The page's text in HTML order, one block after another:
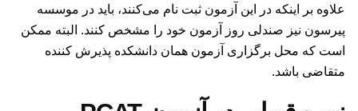
علاوه بر اینکه در این آزمون ثبت نام می‌کنند، باید در موسسه
پیرسون نیز صندلی روز آزمون خود را مشخص کنند. البته ممکن
است که محل برگزاری آزمون همان دانشکده پذیرش کننده
متقاضی باشد.